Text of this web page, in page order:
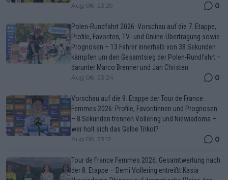
Aug 08, 23:29 0
Polen-Rundfahrt 2026: Vorschau auf die 7. Etappe,
Profile, Favoriten, TV- und Online-Übertragung sowie
Prognosen – 13 Fahrer innerhalb von 38 Sekunden
kämpfen um den Gesamtsieg der Polen-Rundfahrt –
darunter Marco Brenner und Jan Christen
Aug 08, 23:24 0
Vorschau auf die 9. Etappe der Tour de France
Femmes 2026: Profile, Favoritinnen und Prognosen
– 8 Sekunden trennen Vollering und Niewiadoma –
wer holt sich das Gelbe Trikot?
Aug 08, 23:12 0
Tour de France Femmes 2026: Gesamtwertung nach
der 8. Etappe – Demi Vollering entreißt Kasia